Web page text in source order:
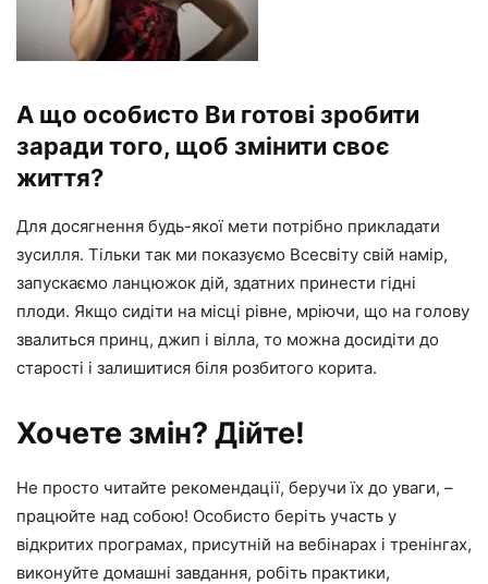
А що особисто Ви готові зробити
заради того, щоб змінити своє
життя?
Для досягнення будь-якої мети потрібно прикладати
зусилля. Тільки так ми показуємо Всесвіту свій намір,
запускаємо ланцюжок дій, здатних принести гідні
плоди. Якщо сидіти на місці рівне, мріючи, що на голову
звалиться принц, джип і вілла, то можна досидіти до
старості і залишитися біля розбитого корита.
Хочете змін? Дійте!
Не просто читайте рекомендації, беручи їх до уваги, –
працюйте над собою! Особисто беріть участь у
відкритих програмах, присутній на вебінарах і тренінгах,
виконуйте домашні завдання, робіть практики,